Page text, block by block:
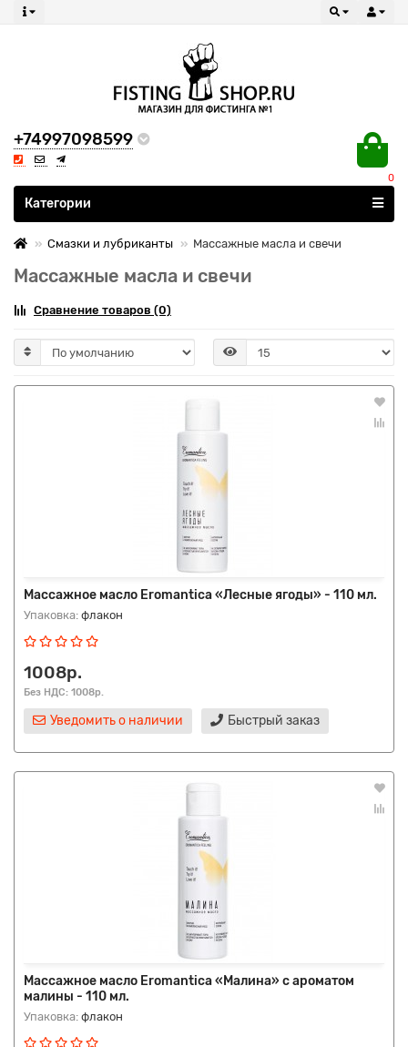
+74997098599
0
Все категории
Категории
Смазки и лубриканты Массажные масла и свечи
Массажные масла и свечи
Сравнение товаров (0)
Массажное масло Eromantica «Лесные ягоды» - 110 мл.
Упаковка: флакон
1008р.
Без НДС: 1008р.
Уведомить о наличии Быстрый заказ
Массажное масло Eromantica «Малина» с ароматом
малины - 110 мл.
Упаковка: флакон